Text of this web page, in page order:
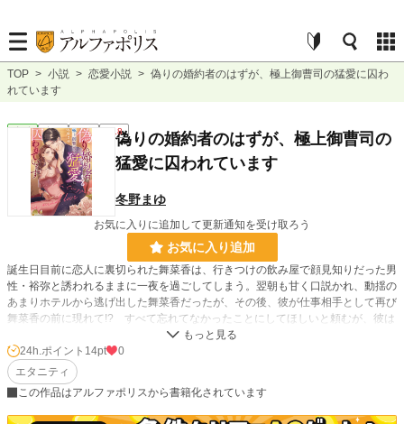
TOP > 小説 > 恋愛小説 > 偽りの婚約者のはずが、極上御曹司の猛愛に囚わ
れています
恋愛 完結 長編 R18偽りの婚約者のはずが、極上御曹司の
猛愛に囚われています
冬野まゆ
お気に入りに追加して更新通知を受け取ろう
お気に入り追加
誕生日目前に恋人に裏切られた舞菜香は、行きつけの飲み屋で顔見知りだった男
性・裕弥と誘われるままに一夜を過ごしてしまう。翌朝も甘く口説かれ、動揺の
あまりホテルから逃げ出した舞菜香だったが、その後、彼が仕事相手として再び
舞菜香の前に現れて!? すべて忘れてなかったことにしてほしいと頼むが、彼は
交換条件として縁談を断るための恋人役を提案してくる。しぶしぶ受け入れた舞
菜香だったが、本当の恋人同士のように甘く接され、猛アプローチを受け……!?
小説 30,283 位 / 228,788 件
恋愛 12,928 位 / 66,373 件
24h.ポイント 14pt
0
エタニティ
この作品はアルファポリスから書籍化されています